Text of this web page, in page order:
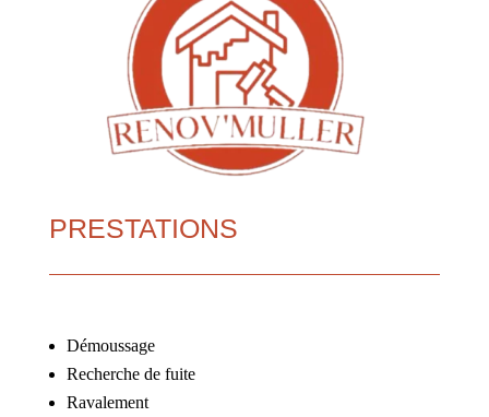
PRESTATIONS
Démoussage
Recherche de fuite
Ravalement